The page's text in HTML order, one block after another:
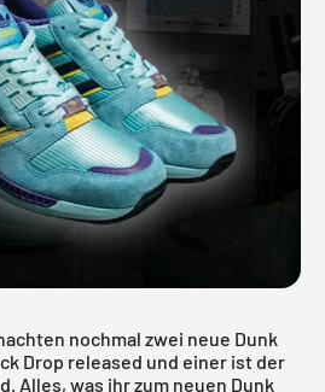
nochmal zwei neue Dunk
Drop released und einer ist der
Alles, was ihr zum neuen Dunk